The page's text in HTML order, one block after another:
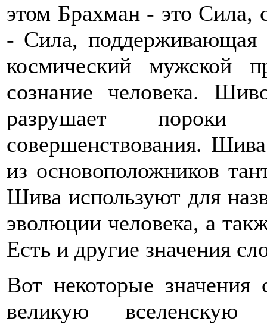
этом Брахман - это
- Сила, поддерживающая
космический
сознание человека.
разрушает
совершенствования.
из основоположников
Шива используют для
эволюции человека, а
Есть и другие значения
Вот некоторые
великую вселенскую